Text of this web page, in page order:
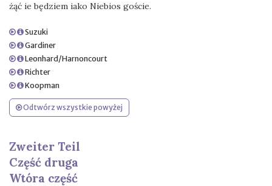
żąć ie będziem iako Niebios goście.
Suzuki
Gardiner
Leonhard/Harnoncourt
Richter
Koopman
Odtwórz wszystkie powyżej
Zweiter Teil
Część druga
Wtóra część